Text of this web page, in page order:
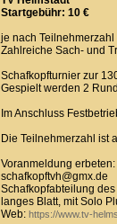
Startgebühr: 10 €
je nach
Zahlreiche Sach- und
Schafkopfturnier zur
Gespielt werden 2
Im Anschluss
Die Teilnehmerzahl ist
Voranmeldung erbeten:
schafkopftvh@gmx.de
Schafkopfabteilung des
langes Blatt, mit Solo
Web: https://www.tv-